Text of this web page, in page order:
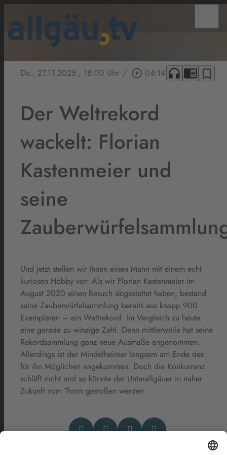
Do., 27.11.2025 , 18:00 Uhr / play_circle_outline 04:14 headphones chrome_reader_mode bookmark_border
Der Weltrekord
wackelt: Florian
Kastenmeier und
seine
Und jetzt stellen wir Ihnen einen Mann mit einem echt
kuriosen Hobby vor: Als wir Florian Kastenmeier im
August 2020 einen Besuch abgestattet haben, bestand
seine Zauberwürfelsammlung bereits aus knapp 900
Exemplaren – ein Weltrekord. Im Vergleich zu heute
eine gerade zu winzige Zahl. Denn mittlerweile hat seine
Rekordsammlung ganz neue Ausmaße angenommen.
Allerdings ist der Mindelheimer langsam am Ende des
für ihn Möglichen angekommen. Doch die Konkurrenz
schläft nicht und so könnte der Unterallgäuer in naher
Zukunft vom Thron gestoßen werden.